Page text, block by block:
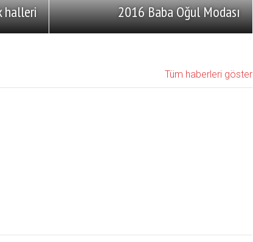
halleri 2016 Baba Oğul Modası
Tüm haberleri göster